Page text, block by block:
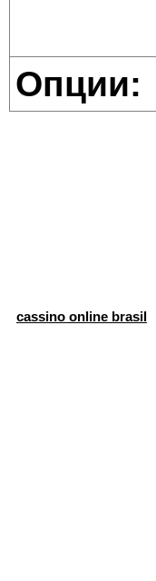
Опции:
cassino online brasil